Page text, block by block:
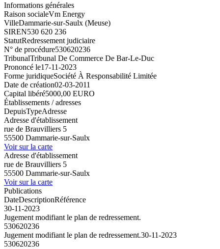
Informations générales
Raison socialeVm Energy
VilleDammarie-sur-Saulx (Meuse)
SIREN530 620 236
StatutRedressement judiciaire
N° de procédure530620236
TribunalTribunal De Commerce De Bar-Le-Duc
Prononcé le17-11-2023
Forme juridiqueSociété À Responsabilité Limitée
Date de création02-03-2011
Capital libéré5000,00 EURO
Établissements / adresses
DepuisTypeAdresse
Adresse d'établissement
rue de Brauvilliers 5
55500 Dammarie-sur-Saulx
Voir sur la carte
Adresse d'établissement
rue de Brauvilliers 5
55500 Dammarie-sur-Saulx
Voir sur la carte
Publications
DateDescriptionRéférence
30-11-2023
Jugement modifiant le plan de redressement.
530620236
Jugement modifiant le plan de redressement.30-11-2023
530620236